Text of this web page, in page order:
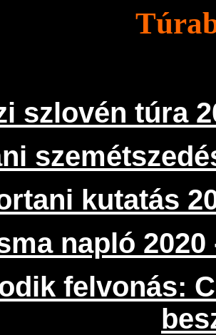
szlovén túra
kutatás
napló
felvonás: